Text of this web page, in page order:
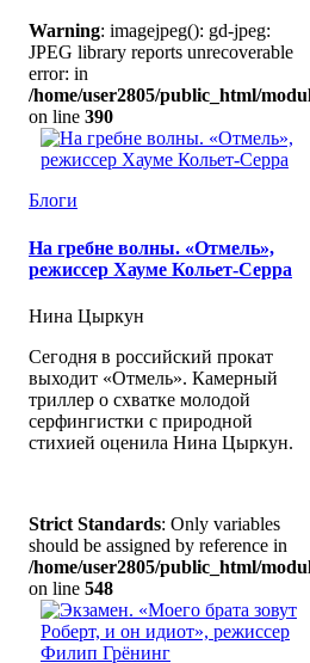
Warning: imagejpeg(): gd-jpeg:
JPEG library reports unrecoverable
error: in
/home/user2805/public_html/
on line 390
Блоги
На гребне волны. «Отмель»,
режиссер Хауме Кольет-Серра
Нина Цыркун
Сегодня в российский прокат
выходит «Отмель». Камерный
триллер о схватке молодой
серфингистки с природной
стихией оценила Нина Цыркун.
Strict Standards: Only variables
should be assigned by reference in
/home/user2805/public_html/
on line 548